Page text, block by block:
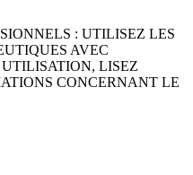
: UTILISEZ LES
AVEC
LISEZ
CONCERNANT LE